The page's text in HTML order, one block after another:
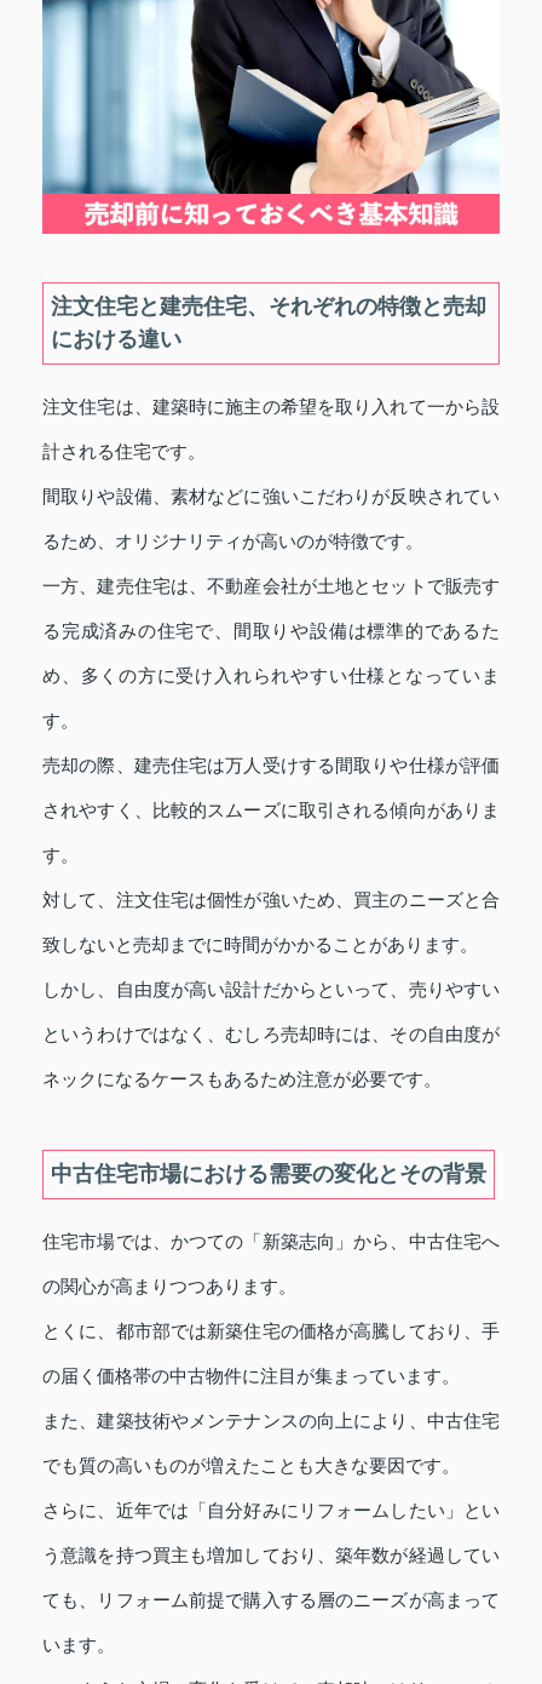
注文住宅と建売住宅、それぞれの特徴と売却
における違い
注文住宅は、建築時に施主の希望を取り入れて一から設
計される住宅です。
間取りや設備、素材などに強いこだわりが反映されてい
るため、オリジナリティが高いのが特徴です。
一方、建売住宅は、不動産会社が土地とセットで販売す
る完成済みの住宅で、間取りや設備は標準的であるた
め、多くの方に受け入れられやすい仕様となっていま
す。
売却の際、建売住宅は万人受けする間取りや仕様が評価
されやすく、比較的スムーズに取引される傾向がありま
す。
対して、注文住宅は個性が強いため、買主のニーズと合
致しないと売却までに時間がかかることがあります。
しかし、自由度が高い設計だからといって、売りやすい
というわけではなく、むしろ売却時には、その自由度が
ネックになるケースもあるため注意が必要です。
中古住宅市場における需要の変化とその背景
住宅市場では、かつての「新築志向」から、中古住宅へ
の関心が高まりつつあります。
とくに、都市部では新築住宅の価格が高騰しており、手
の届く価格帯の中古物件に注目が集まっています。
また、建築技術やメンテナンスの向上により、中古住宅
でも質の高いものが増えたことも大きな要因です。
さらに、近年では「自分好みにリフォームしたい」とい
う意識を持つ買主も増加しており、築年数が経過してい
ても、リフォーム前提で購入する層のニーズが高まって
います。